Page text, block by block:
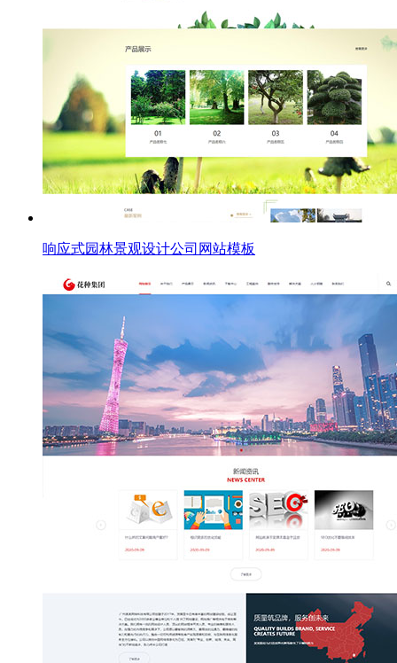
响应式园林景观设计公司网站模板